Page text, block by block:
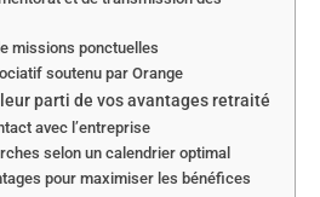
missions ponctuelles
soutenu par Orange
parti de vos avantages retraité
avec l’entreprise
selon un calendrier optimal
pour maximiser les bénéfices